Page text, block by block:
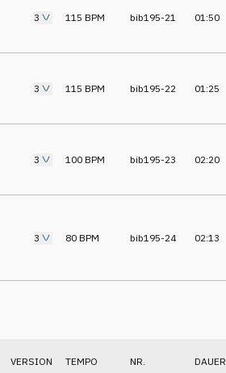
3 115 BPM bib195-21 01:50
3 115 BPM bib195-22 01:25
3 100 BPM bib195-23 02:20
3 80 BPM bib195-24 02:13
VERSION TEMPO NR. DAUER